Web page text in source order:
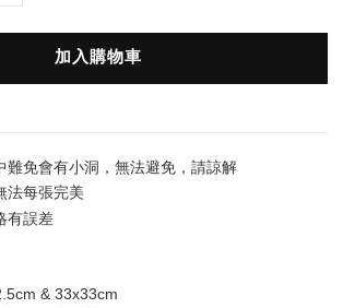
加入購物車
難免會有小洞，無法避免，請諒解
法每張完美
有誤差
& 33x33cm